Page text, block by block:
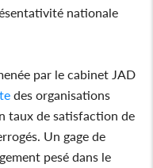
nationale
par le cabinet JAD
des organisations
taux de satisfaction de
Un gage de
pesé dans le